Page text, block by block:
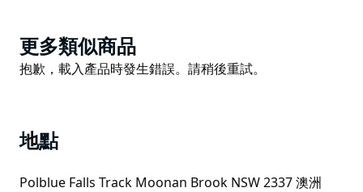
地是 Horse Swamp Camping Area，就在 Tubrabucca
Road 的拐角處。
Product
List
更多類似商品
Product
抱歉，載入產品時發生錯誤。請稍後重試。
地點
Polblue Falls Track Moonan Brook NSW 2337 澳洲